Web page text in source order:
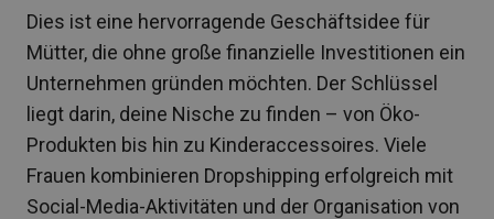
Dies ist eine hervorragende Geschäftsidee für
Mütter, die ohne große finanzielle Investitionen ein
Unternehmen gründen möchten. Der Schlüssel
liegt darin, deine Nische zu finden – von Öko-
Produkten bis hin zu Kinderaccessoires. Viele
Frauen kombinieren Dropshipping erfolgreich mit
Social-Media-Aktivitäten und der Organisation von